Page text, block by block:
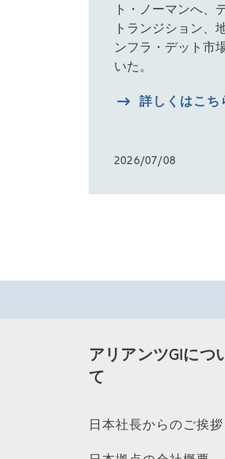
ト・ノーマンへ、
トランジション、
ンフラ・デット市
いた。
詳しくはこち
2026/07/08
アリアンツGIにつ
て
日本社長からのご挨拶